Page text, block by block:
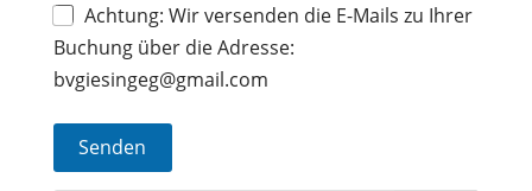
Achtung: Wir versenden die E-Mails zu Ihrer
Buchung über die Adresse:
bvgiesingeg@gmail.com